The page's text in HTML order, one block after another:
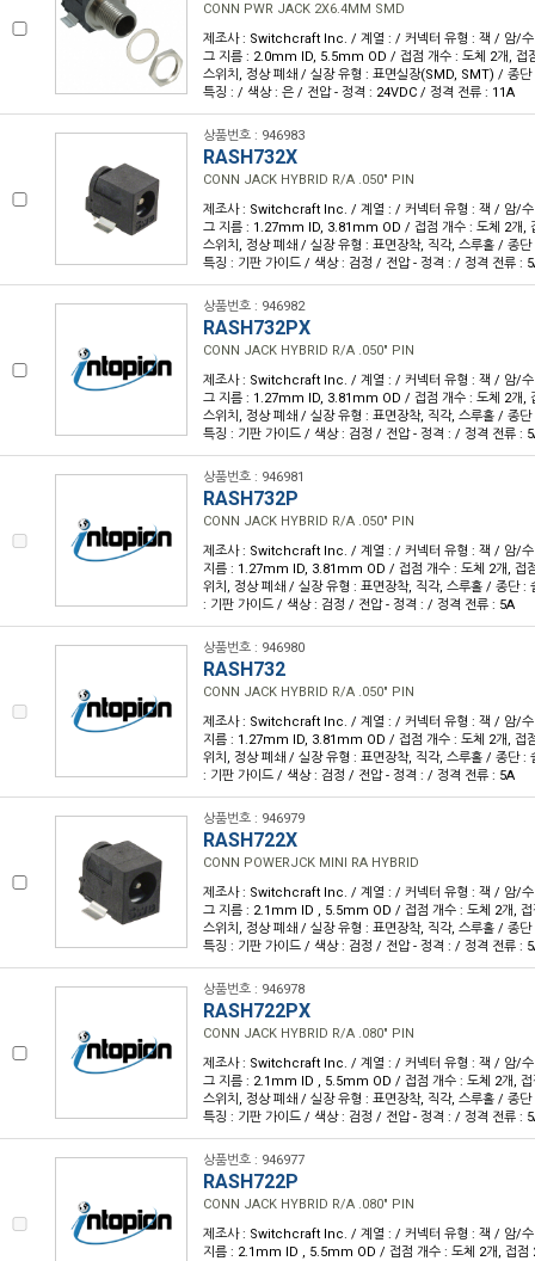
CONN PWR JACK 2X6.4MM SMD
제조사 : Switchcraft Inc. / 계열 : / 커넥터 유형 : 잭 / 암/수
그 지름 : 2.0mm ID, 5.5mm OD / 접점 개수 : 도체 2개, 접
스위치, 정상 폐쇄 / 실장 유형 : 표면실장(SMD, SMT) / 종
특징 : / 색상 : 은 / 전압 - 정격 : 24VDC / 정격 전류 : 11A
상품번호 : 946983
RASH732X
CONN JACK HYBRID R/A .050" PIN
제조사 : Switchcraft Inc. / 계열 : / 커넥터 유형 : 잭 / 암/수
그 지름 : 1.27mm ID, 3.81mm OD / 접점 개수 : 도체 2개,
스위치, 정상 폐쇄 / 실장 유형 : 표면장착, 직각, 스루홀 / 종
특징 : 기판 가이드 / 색상 : 검정 / 전압 - 정격 : / 정격 전류 :
상품번호 : 946982
RASH732PX
CONN JACK HYBRID R/A .050" PIN
제조사 : Switchcraft Inc. / 계열 : / 커넥터 유형 : 잭 / 암/수
그 지름 : 1.27mm ID, 3.81mm OD / 접점 개수 : 도체 2개,
스위치, 정상 폐쇄 / 실장 유형 : 표면장착, 직각, 스루홀 / 종
특징 : 기판 가이드 / 색상 : 검정 / 전압 - 정격 : / 정격 전류 :
상품번호 : 946981
RASH732P
CONN JACK HYBRID R/A .050" PIN
제조사 : Switchcraft Inc. / 계열 : / 커넥터 유형 : 잭 / 암/수
지름 : 1.27mm ID, 3.81mm OD / 접점 개수 : 도체 2개, 접
위치, 정상 폐쇄 / 실장 유형 : 표면장착, 직각, 스루홀 / 종단 :
: 기판 가이드 / 색상 : 검정 / 전압 - 정격 : / 정격 전류 : 5A
상품번호 : 946980
RASH732
CONN JACK HYBRID R/A .050" PIN
제조사 : Switchcraft Inc. / 계열 : / 커넥터 유형 : 잭 / 암/수
지름 : 1.27mm ID, 3.81mm OD / 접점 개수 : 도체 2개, 접
위치, 정상 폐쇄 / 실장 유형 : 표면장착, 직각, 스루홀 / 종단 :
: 기판 가이드 / 색상 : 검정 / 전압 - 정격 : / 정격 전류 : 5A
상품번호 : 946979
RASH722X
CONN POWERJCK MINI RA HYBRID
제조사 : Switchcraft Inc. / 계열 : / 커넥터 유형 : 잭 / 암/수
그 지름 : 2.1mm ID , 5.5mm OD / 접점 개수 : 도체 2개, 접
스위치, 정상 폐쇄 / 실장 유형 : 표면장착, 직각, 스루홀 / 종
특징 : 기판 가이드 / 색상 : 검정 / 전압 - 정격 : / 정격 전류 :
상품번호 : 946978
RASH722PX
CONN JACK HYBRID R/A .080" PIN
제조사 : Switchcraft Inc. / 계열 : / 커넥터 유형 : 잭 / 암/수
그 지름 : 2.1mm ID , 5.5mm OD / 접점 개수 : 도체 2개, 접
스위치, 정상 폐쇄 / 실장 유형 : 표면장착, 직각, 스루홀 / 종
특징 : 기판 가이드 / 색상 : 검정 / 전압 - 정격 : / 정격 전류 :
상품번호 : 946977
RASH722P
CONN JACK HYBRID R/A .080" PIN
제조사 : Switchcraft Inc. / 계열 : / 커넥터 유형 : 잭 / 암/수
지름 : 2.1mm ID , 5.5mm OD / 접점 개수 : 도체 2개, 접점